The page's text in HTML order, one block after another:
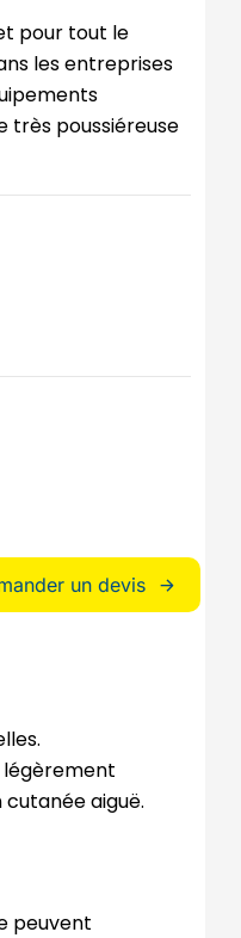
pour tout le
les entreprises
très poussiéreuse
un devis
aiguë.
peuvent